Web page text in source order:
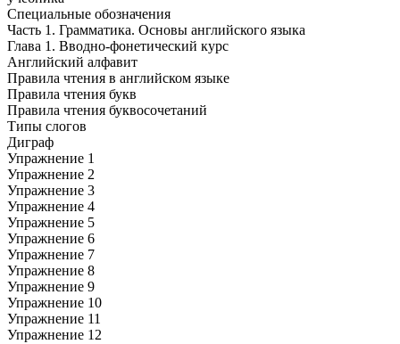
Специальные обозначения
Часть 1. Грамматика. Основы английского языка
Глава 1. Вводно-фонетический курс
Английский алфавит
Правила чтения в английском языке
Правила чтения букв
Правила чтения буквосочетаний
Типы слогов
Диграф
Упражнение 1
Упражнение 2
Упражнение 3
Упражнение 4
Упражнение 5
Упражнение 6
Упражнение 7
Упражнение 8
Упражнение 9
Упражнение 10
Упражнение 11
Упражнение 12